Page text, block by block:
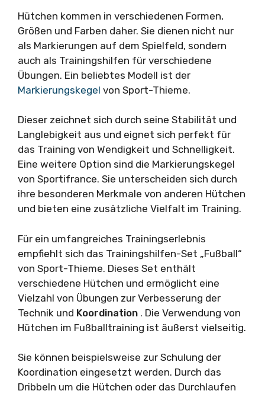
Hütchen kommen in verschiedenen Formen,
Größen und Farben daher. Sie dienen nicht nur
als Markierungen auf dem Spielfeld, sondern
auch als Trainingshilfen für verschiedene
Übungen. Ein beliebtes Modell ist der
Markierungskegel von Sport-Thieme.
Dieser zeichnet sich durch seine Stabilität und
Langlebigkeit aus und eignet sich perfekt für
das Training von Wendigkeit und Schnelligkeit.
Eine weitere Option sind die Markierungskegel
von Sportifrance. Sie unterscheiden sich durch
ihre besonderen Merkmale von anderen Hütchen
und bieten eine zusätzliche Vielfalt im Training.
Für ein umfangreiches Trainingserlebnis
empfiehlt sich das Trainingshilfen-Set „Fußball“
von Sport-Thieme. Dieses Set enthält
verschiedene Hütchen und ermöglicht eine
Vielzahl von Übungen zur Verbesserung der
Technik und Koordination . Die Verwendung von
Hütchen im Fußballtraining ist äußerst vielseitig.
Sie können beispielsweise zur Schulung der
Koordination eingesetzt werden. Durch das
Dribbeln um die Hütchen oder das Durchlaufen